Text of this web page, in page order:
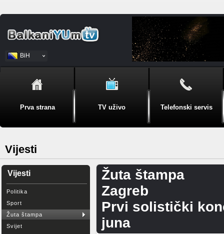
BiH
Srpski
Prva strana TV uživo Telefonski servis
Vijesti
Vijesti
Politika
Sport
Žuta štampa
Svijet
Žuta štampa
Zagreb
Prvi solistički
juna